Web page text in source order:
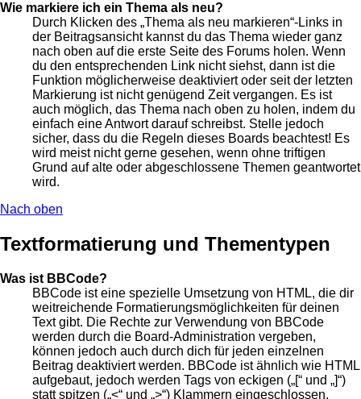
Wie markiere ich ein Thema als neu?
Durch Klicken des „Thema als neu markieren“-Links in
der Beitragsansicht kannst du das Thema wieder ganz
nach oben auf die erste Seite des Forums holen. Wenn
du den entsprechenden Link nicht siehst, dann ist die
Funktion möglicherweise deaktiviert oder seit der letzten
Markierung ist nicht genügend Zeit vergangen. Es ist
auch möglich, das Thema nach oben zu holen, indem du
einfach eine Antwort darauf schreibst. Stelle jedoch
sicher, dass du die Regeln dieses Boards beachtest! Es
wird meist nicht gerne gesehen, wenn ohne triftigen
Grund auf alte oder abgeschlossene Themen geantwortet
wird.
Nach oben
Textformatierung und Thementypen
Was ist BBCode?
BBCode ist eine spezielle Umsetzung von HTML, die dir
weitreichende Formatierungsmöglichkeiten für deinen
Text gibt. Die Rechte zur Verwendung von BBCode
werden durch die Board-Administration vergeben,
können jedoch auch durch dich für jeden einzelnen
Beitrag deaktiviert werden. BBCode ist ähnlich wie HTML
aufgebaut, jedoch werden Tags von eckigen („[“ und „]“)
statt spitzen („<“ und „>“) Klammern eingeschlossen.